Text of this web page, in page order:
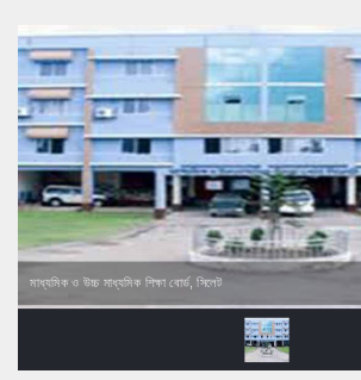
মাধ্যমিক ও উচ্চ মাধ্যমিক শিক্ষা বোর্ড, সিলেট